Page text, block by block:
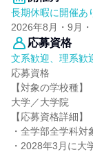
長期休暇に開催あ
2026年8月・9月
応募資格
文系歓迎、理系歓
応募資格
【対象の学校種】
大学／大学院
【応募資格詳細】
・全学部全学科対
・2028年3月に大